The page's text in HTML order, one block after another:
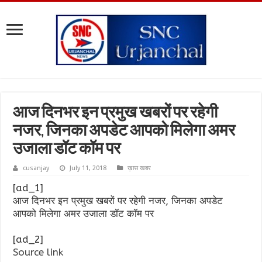
आज दिनभर इन प्रमुख खबरों पर रहेगी
नजर, जिनका अपडेट आपको मिलेगा अमर
उजाला डॉट कॉम पर
cusanjay July 11, 2018 ख़ास खबर
[ad_1]
आज दिनभर इन प्रमुख खबरों पर रहेगी नजर, जिनका अपडेट
आपको मिलेगा अमर उजाला डॉट कॉम पर
[ad_2]
Source link